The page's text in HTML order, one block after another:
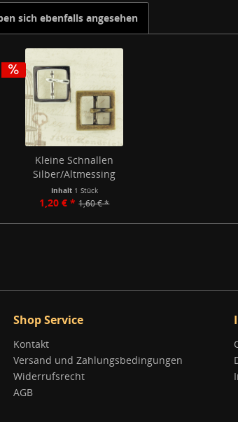
sich ebenfalls angesehen
Kleine Schnallen
Silber/Altmessing
Inhalt 1 Stück
1,20 € * 1,60 € *
Shop Service
Kontakt
Versand und Zahlungsbedingungen
Widerrufsrecht
AGB